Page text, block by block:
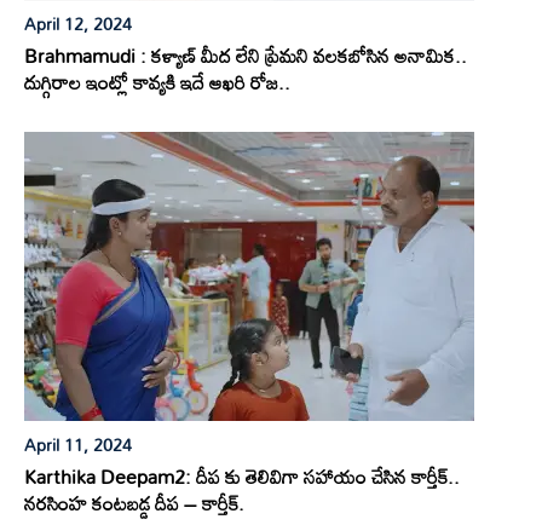
April 12, 2024
Brahmamudi : కళ్యాణ్ మీద లేని ప్రేమని వలకబోసిన అనామిక..
దుగ్గిరాల ఇంట్లో కావ్యకి ఇదే ఆఖరి రోజ..
April 11, 2024
Karthika Deepam2: దీప కు తెలివిగా సహాయం చేసిన కార్తీక్..
నరసింహ కంటబడ్డ దీప – కార్తీక్.